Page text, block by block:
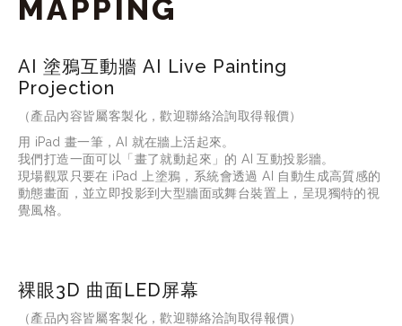
MAPPING
AI 塗鴉互動牆 AI Live Painting
Projection
（產品內容皆屬客製化，歡迎聯絡洽詢取得報價）
用 iPad 畫一筆，AI 就在牆上活起來。
我們打造一面可以「畫了就動起來」的 AI 互動投影牆。
現場觀眾只要在 iPad 上塗鴉，系統會透過 AI 自動生成高質感的
動態畫面，並立即投影到大型牆面或舞台裝置上，呈現獨特的視
覺風格。
裸眼3D 曲面LED屏幕
（產品內容皆屬客製化，歡迎聯絡洽詢取得報價）